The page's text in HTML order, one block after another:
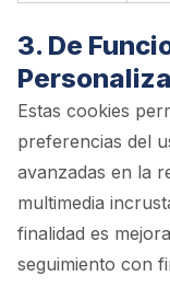
3. De
Estas cookies
preferencias del
avanzadas en la
multimedia
finalidad es
seguimiento con